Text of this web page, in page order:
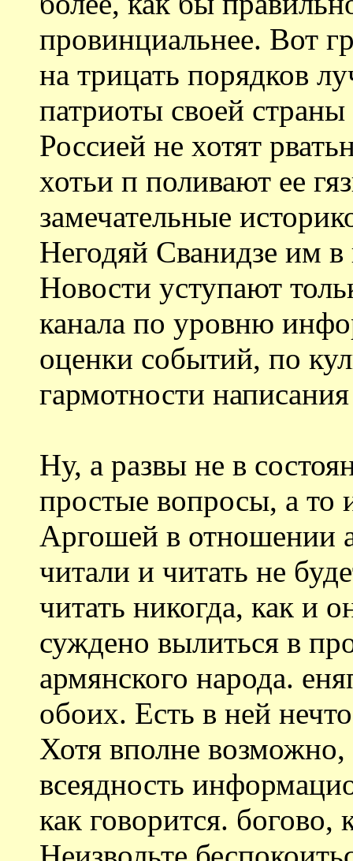
провинциальнее. Вот
на трицать порядков
патриоты своей
Россией не хотят
хотьи п поливают ее
замечательные
Негодяй Сванидзе им в
Новости уступают
канала по уровню
оценки событий, по
гармотности
Ну, а развы не в
простые вопросы, а то
Аргошей в отношении
читали и читать не
читать никогда, как и
суждено вылиться в
армянского народа.
обоих. Есть в ней
Хотя вполне
всеядность
как говорится. богово,